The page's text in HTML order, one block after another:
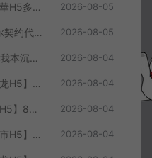
三网H5宫斗养成游戏【盛世芳華H5多区跨服代金券内购优化版】8月最新整理Linux手工服务端+CDK授权后台+全资源安卓+详细搭建教程+视频教程 2026-08-05
AFK卡牌即时对战手游【加德尔契约代金券内购修复版】8月最新整理Linux手工服务端+前后端全套源码+CDK授权后台+安卓苹果双端+详细搭建教程+视频教程 2026-08-05
RED三端引擎传奇手游【2003我本沉默三职业】8月最新整理Win一键服务端+PC安卓+详细搭建教程 2026-08-04
三网H5格斗游戏【热血校园威龙H5】8月最新整理Linux手工服务端+Win一键服务端+解压即玩+简易安卓客户端+详细搭建教程 2026-08-04
三网H5射击游戏【战场小指挥H5】8月最新整理Linux手工服务端+Win一键服务端+解压即玩+简易安卓客户端+详细搭建教程 2026-08-04
三网H5模拟经营游戏【猴子集市H5】8月最新整理Linux手工服务端+Win一键服务端+解压即玩+简易安卓客户端+详细搭建教程 2026-08-04